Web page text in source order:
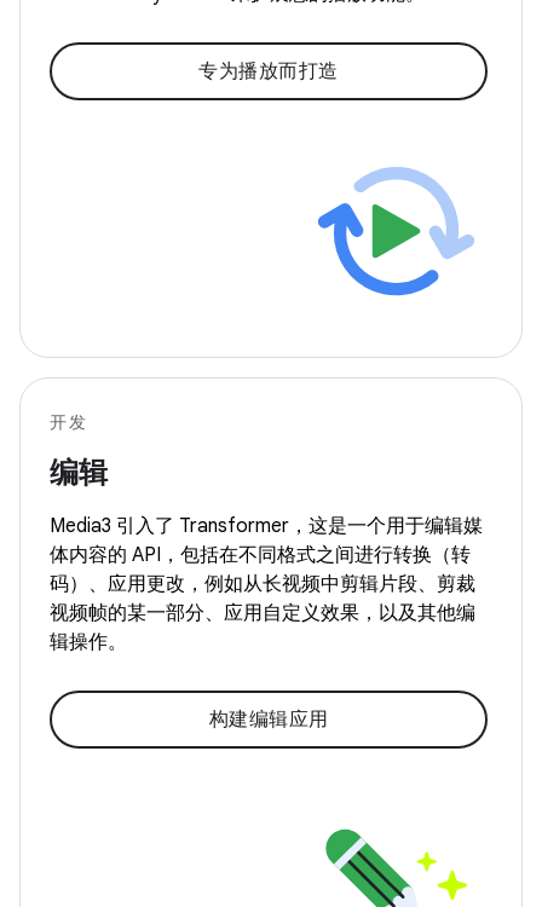
专为播放而打造
开发
编辑
Media3 引入了 Transformer，这是一个用于编辑媒
体内容的 API，包括在不同格式之间进行转换（转
码）、应用更改，例如从长视频中剪辑片段、剪裁
视频帧的某一部分、应用自定义效果，以及其他编
辑操作。
构建编辑应用